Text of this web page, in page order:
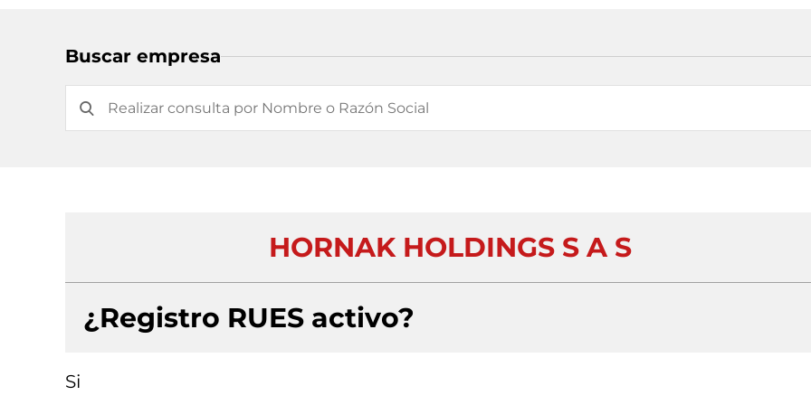
Buscar empresa
HORNAK HOLDINGS S A S
¿Registro RUES activo?
Si